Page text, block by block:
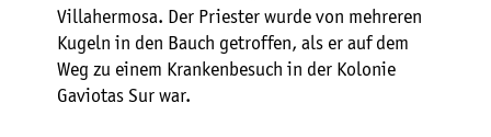
Villahermosa. Der Priester wurde von mehreren
Kugeln in den Bauch getroffen, als er auf dem
Weg zu einem Krankenbesuch in der Kolonie
Gaviotas Sur war.